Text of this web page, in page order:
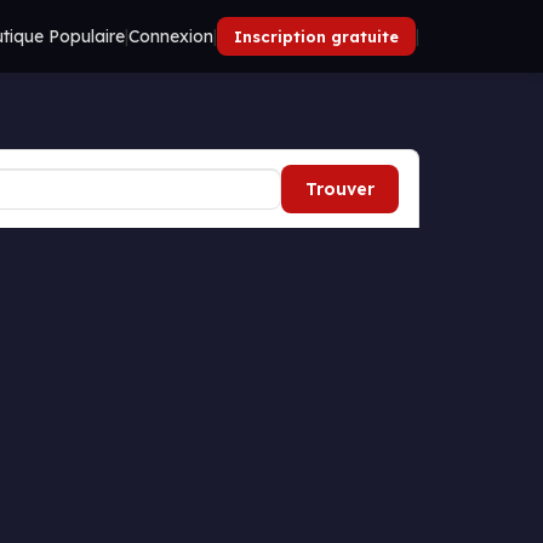
Populaire|Connexion| Inscription gratuite |
Trouver